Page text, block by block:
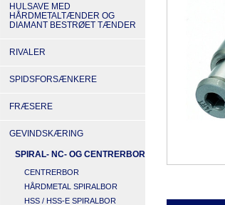
HULSAVE MED
HÅRDMETALTÆNDER OG
DIAMANT BESTRØET TÆNDER
RIVALER
SPIDSFORSÆNKERE
FRÆSERE
GEVINDSKÆRING
SPIRAL- NC- OG CENTRERBOR
CENTRERBOR
HÅRDMETAL SPIRALBOR
HSS / HSS-E SPIRALBOR